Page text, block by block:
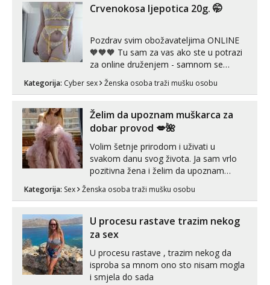
Crvenokosa ljepotica 20g. 🤭
Pozdrav svim obožavateljima ONLINE
🧡🧡🧡 Tu sam za vas ako ste u potrazi
za online druženjem - samnom se
možete zabaviti preko videopoziva, ili
ako vam nisam dovoljna radim i u paru i
😉 Radim i vruća tipkanja uz slike i hot
line pozive. Za vas sam pripremila ...
Kategorija: Cyber sex Ženska osoba traži mušku osobu
Želim da upoznam muškarca za
dobar provod 💋🌺
Volim šetnje prirodom i uživati u
svakom danu svog života. Ja sam vrlo
pozitivna žena i želim da upoznam
može i nešto više.💋🌺 Klikni na link
Kategorija: Sex Ženska osoba traži mušku osobu
U procesu rastave trazim nekog
za sex
U procesu rastave , trazim nekog da
isproba sa mnom ono sto nisam mogla
i smjela do sada